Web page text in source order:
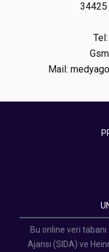
34425
Mail:
Bu online veri
Ajansı (SIDA) ve